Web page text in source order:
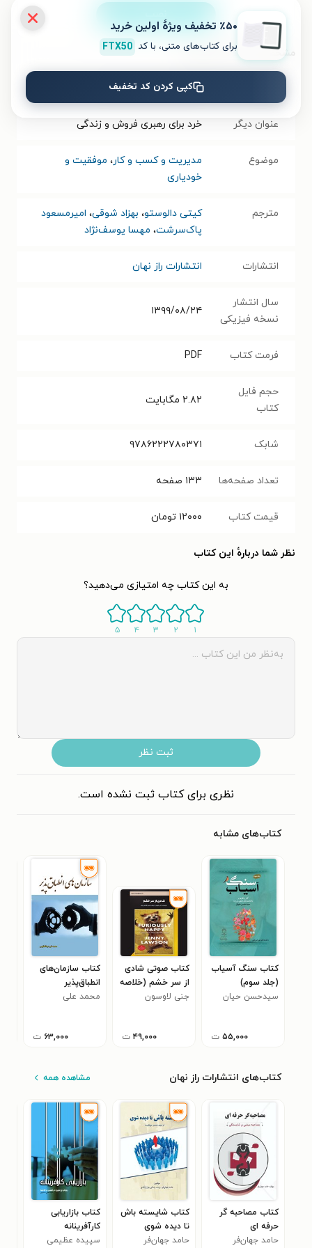
مشخصات کتاب الکترونیکی
رهبری بیسکویت شانسی
عنوان دیگر خرد برای رهبری فروش و زندگی
موضوع مدیریت و کسب و کار، موفقیت و
خودیاری
مترجم کیتی دالوستو، بهزاد شوقی، امیرمسعود
پاک‌سرشت، مهسا یوسف‌نژاد
انتشارات انتشارات راز نهان
سال انتشار
نسخه فیزیکی
۱۳۹۹/۰۸/۲۴
فرمت کتاب PDF
حجم فایل
کتاب
۲.۸۲ مگابایت
شابک ۹۷۸۶۲۲۲۷۸۰۳۷۱
تعداد صفحه‌ها ۱۳۳ صفحه
قیمت کتاب ۱۲۰۰۰ تومان
نظر شما دربارهٔ این کتاب
به این کتاب چه امتیازی می‌دهید؟
۱ ۲ ۳ ۴ ۵
ثبت نظر
نظری برای کتاب ثبت نشده است.
کتاب‌های مشابه
کتاب سنگ آسیاب
(جلد سوم)
سیدحسن حیان
۵۵,۰۰۰ ت
کتاب صوتی شادی
از سر خشم (خلاصه
کتاب)
جنی لاوسون
۴۹,۰۰۰ ت
کتاب سازمان‌های
انطباق‌پذیر
محمد علی
۶۳,۰۰۰ ت
کتاب‌های انتشارات راز نهان مشاهده همه
کتاب مصاحبه گر
حرفه ای
حامد جهان‌فر
کتاب شایسته باش
تا دیده شوی
حامد جهان‌فر
کتاب بازاریابی
کارآفرینانه
سپیده عظیمی
٪۵۰ تخفیف ویژۀ اولین خرید
برای کتاب‌های متنی، با کد FTX50
کپی کردن کد تخفیف